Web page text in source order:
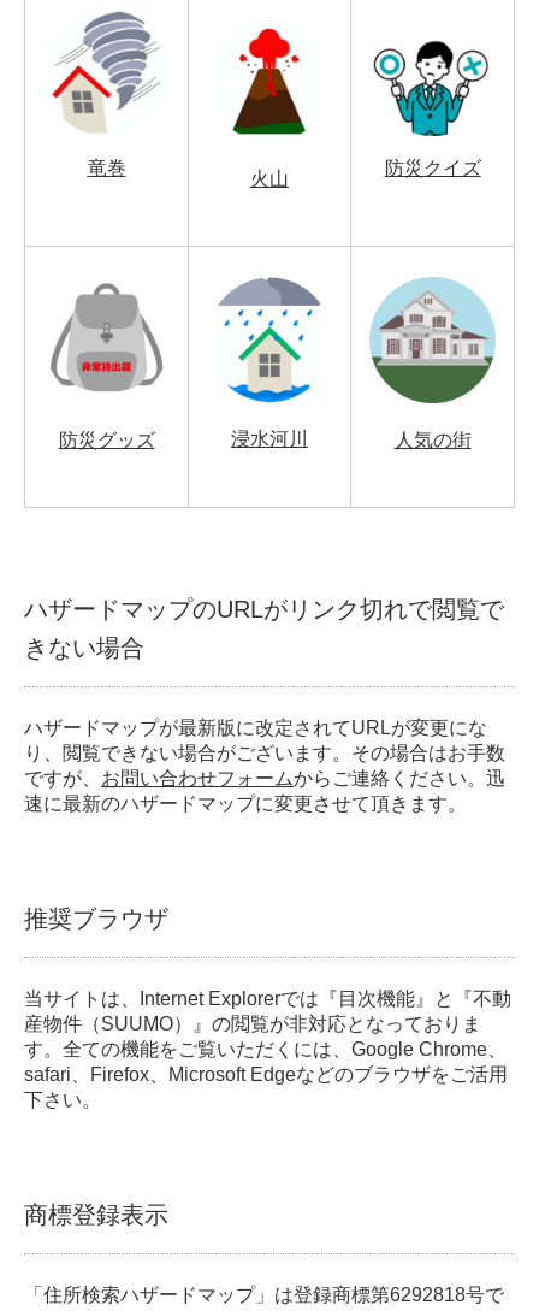
竜巻
火山
防災クイズ
防災グッズ 浸水河川 人気の街
ハザードマップのURLがリンク切れで閲覧で
きない場合
ハザードマップが最新版に改定されてURLが変更にな
り、閲覧できない場合がございます。その場合はお手数
ですが、 お問い合わせフォームからご連絡ください。迅
速に最新のハザードマップに変更させて頂きます。
推奨ブラウザ
当サイトは、Internet Explorerでは『目次機能』と『不動
産物件（SUUMO）』の閲覧が非対応となっておりま
す。全ての機能をご覧いただくには、Google Chrome、
safari、Firefox、Microsoft Edgeなどのブラウザをご活用
下さい。
商標登録表示
「住所検索ハザードマップ」は登録商標第6292818号で